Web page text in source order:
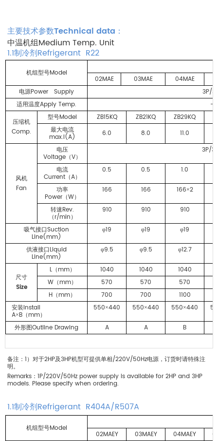
主要技术参数Technical data ：
中温机组 Medium Temp. Unit
1.1制冷剂 Refrigerant R22
机组型号Model
02MAE
03MAE 04MAE
电源Power Supply 3P/
适用温度Apply Temp. -5
压缩机
Comp.
型号Model ZB15KQ ZB21KQ ZB29KQ
最大电流
max.I(A) 6.0 8.0 11.0
风机
Fan
电压
Voltage （V）
3P/
电流
Current （A）
0.5 0.5 1.0
功率
Power （W）
166 166 166×2
转速Rev.
（ r/min ）
910 910 910
吸气接口Suction
Line(mm)
φ19 φ19 φ19
供液接口 Liquid
Line(mm)
φ9.5 φ9.5 φ12.7
尺寸
Size
L（ mm） 1040 1040 1040
W （ mm） 570 570
570
H （ mm） 700 700 1100
安装Install
A×B （ mm）
550×440 550×440 550×440
外形图Outline Drawing A A B
备注： 1 ）对于2HP及3HP机型可提供单相/220V/50Hz电源，订货时请特殊注
明。
Remarks ： 1P/220V/50Hz power supply is available for 2HP and 3HP
models. Please specify when ordering.
1.1制冷剂 Refrigerant R404A/R507A
机组型号Model
02MAEY
03MAEY 04MAEY